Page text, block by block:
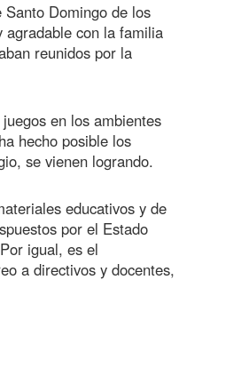
Domingo de los
con la familia
reunidos por la
en los ambientes
hecho posible los
se vienen logrando.
educativos y de
por el Estado
igual, es el
a directivos y docentes,